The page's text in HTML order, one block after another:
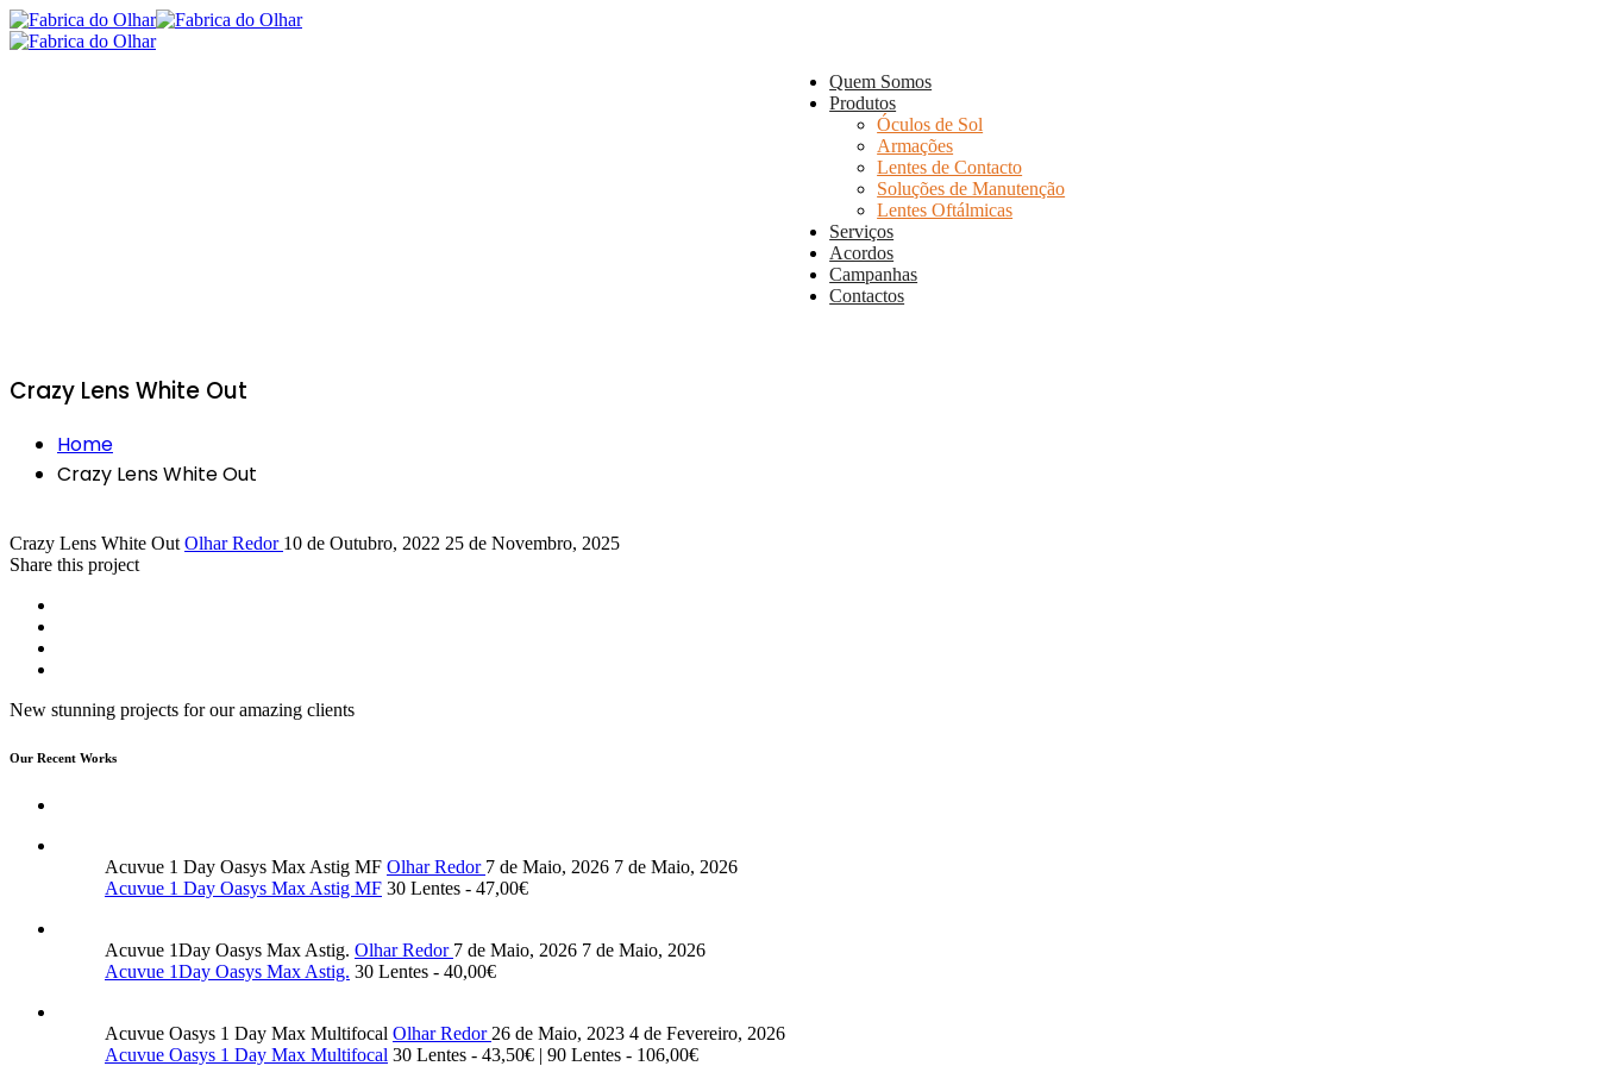
Quem Somos
Produtos
Óculos de Sol
Armações
Lentes de Contacto
Soluções de Manutenção
Lentes Oftálmicas
Serviços
Acordos
Campanhas
Contactos
Crazy Lens White Out
Home
Crazy Lens White Out
Crazy Lens White OutOlhar Redor 10 de Outubro, 2022 25 de Novembro, 2025
Share this project
New stunning projects for our amazing clients
Our Recent Works
Acuvue 1 Day Oasys Max Astig MF Olhar Redor 7 de Maio, 2026 7 de Maio, 2026
Acuvue 1 Day Oasys Max Astig MF 30 Lentes - 47,00€
Acuvue 1Day Oasys Max Astig. Olhar Redor 7 de Maio, 2026 7 de Maio, 2026
Acuvue 1Day Oasys Max Astig. 30 Lentes - 40,00€
Acuvue Oasys 1 Day Max Multifocal Olhar Redor 26 de Maio, 2023 4 de Fevereiro, 2026
Acuvue Oasys 1 Day Max Multifocal 30 Lentes - 43,50€ | 90 Lentes - 106,00€